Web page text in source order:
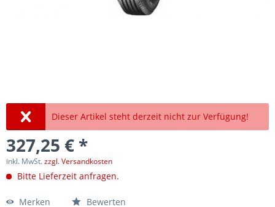
Dieser Artikel steht derzeit nicht zur Verfügung!
327,25 € *
inkl. MwSt.zzgl. Versandkosten
Bitte Lieferzeit anfragen.
Merken Bewerten